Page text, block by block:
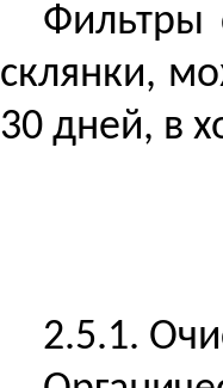
Фильтры
склянки,
30 дней, в
2.5.1.